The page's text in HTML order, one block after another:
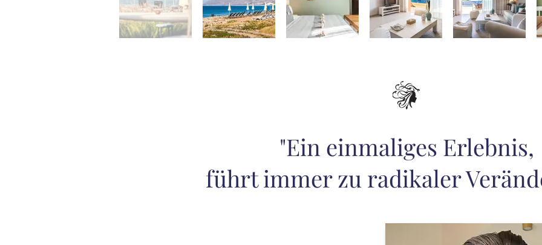
"Ein einmaliges Erlebnis,
führt immer zu radikaler